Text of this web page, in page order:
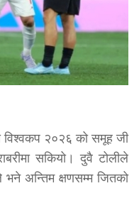
२०२६ को समूह जी
सकियो। दुवै टोलीले
अन्तिम क्षणसम्म जितको